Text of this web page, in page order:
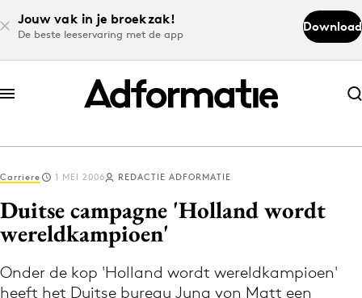
Jouw vak in je broekzak!
De beste leeservaring met de app
Download
Abonneer nu
Abonneer nu
Log in
Volg het laatste nieuws via de Adformatie
Carriere 1 MEI 2006 REDACTIE ADFORMATIE
Duitse campagne 'Holland wordt
wereldkampioen'
Onder de kop 'Holland wordt wereldkampioen'
heeft het Duitse bureau Jung von Matt een